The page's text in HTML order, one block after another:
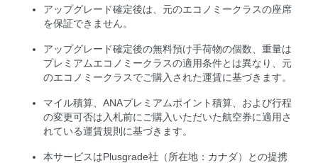
アップグレード確定後は、元のエコノミークラスの座席
を保証できません。
アップグレード確定後の無料預け手荷物の個数、重量は
プレミアムエコノミークラスの適用条件とは異なり、元
のエコノミークラスでご購入された運賃に基づきます。
マイル積算、ANAプレミアムポイント積算、および行程
の変更可否は入札前にご購入いただいた航空券に適用さ
れている運賃規則に基づきます。
本サービスはPlusgrade社（所在地：カナダ）との提携